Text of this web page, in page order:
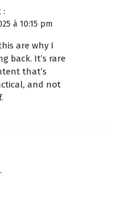
:
à 10:15 pm
are why I
back. It’s rare
that’s
and not